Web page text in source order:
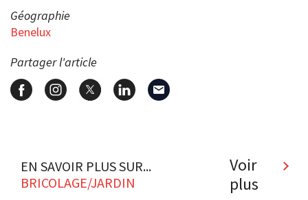
Géographie
Benelux
Partager l'article
EN SAVOIR PLUS SUR...
BRICOLAGE/JARDIN
Voir
plus